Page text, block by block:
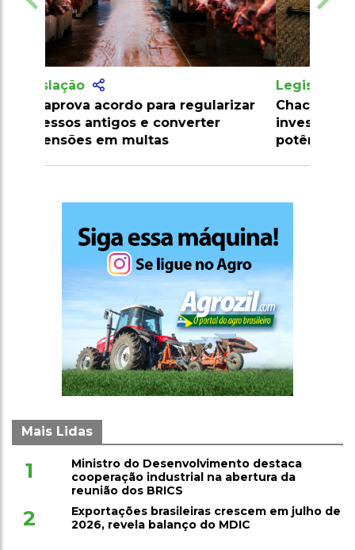
Legislação
Chaco Paraguaio se torna foco de
investimentos e pode ser nova
potência agrícola
Mais Lidas
1
Ministro do Desenvolvimento destaca
cooperação industrial na abertura da
reunião dos BRICS
2
Exportações brasileiras crescem em julho de
2026, revela balanço do MDIC